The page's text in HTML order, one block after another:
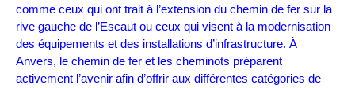
comme ceux qui ont trait à l’extension du chemin de fer sur la
rive gauche de l’Escaut ou ceux qui visent à la modernisation
des équipements et des installations d’infrastructure. À
Anvers, le chemin de fer et les cheminots préparent
activement l’avenir afin d’offrir aux différentes catégories de